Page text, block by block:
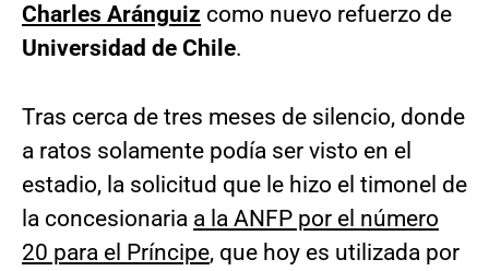
Charles Aránguiz como nuevo refuerzo de
Universidad de Chile.
Tras cerca de tres meses de silencio, donde
a ratos solamente podía ser visto en el
estadio, la solicitud que le hizo el timonel de
la concesionaria a la ANFP por el número
20 para el Príncipe, que hoy es utilizada por